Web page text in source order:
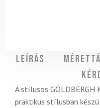
Leírás
A stílusos GOLDBERGH
praktikus stílusban